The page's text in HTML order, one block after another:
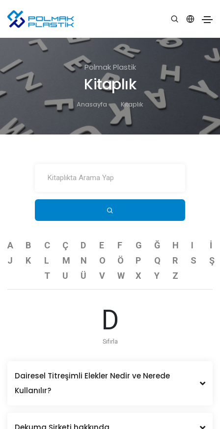
Polmak Plastik
Kitaplık
Anasayfa Kitaplık
A B C Ç D E F G Ğ H I
İ
J
K L M N O Ö P Q R S
Ş
T
U Ü V W X Y Z
D
Sıfırla
Dairesel Titreşimli Elekler Nedir ve Nerede
Kullanılır?